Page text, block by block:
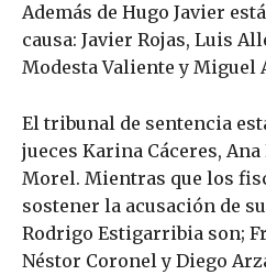
Además de Hugo Javier
causa: Javier Rojas, Luis
Modesta Valiente y Miguel
El tribunal de sentencia
jueces Karina Cáceres,
Morel. Mientras que los
sostener la acusación de
Rodrigo Estigarribia son;
Néstor Coronel y Diego